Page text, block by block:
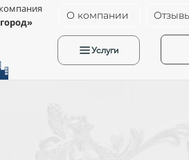
О компании
Услуги